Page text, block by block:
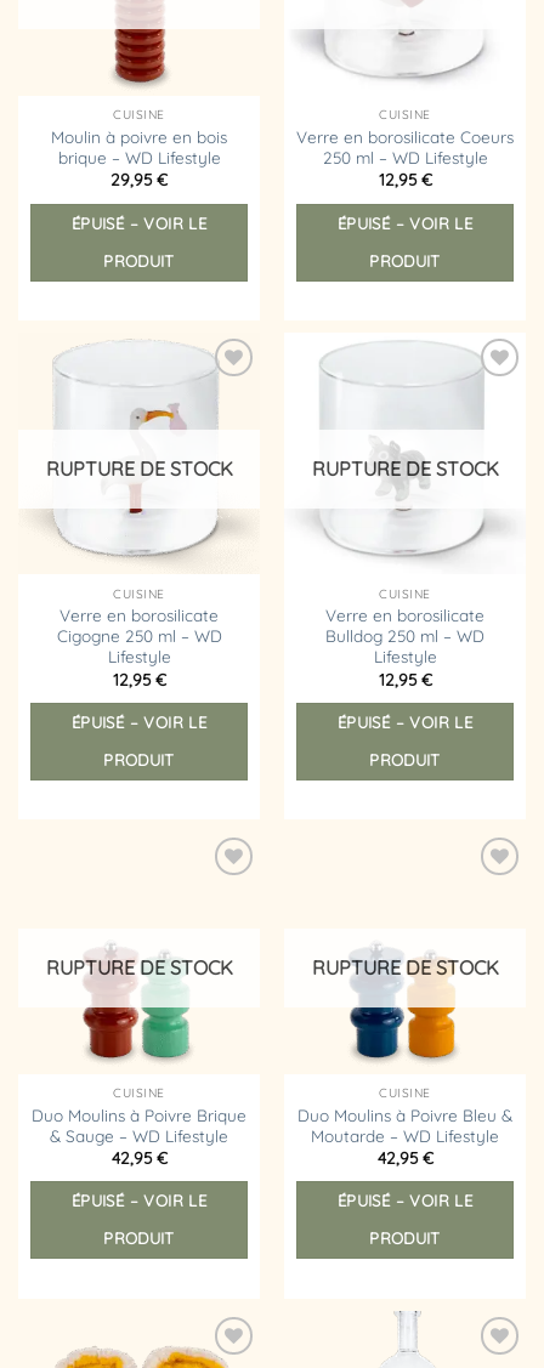
CUISINE
Moulin à poivre en bois
brique – WD Lifestyle
29,95€
ÉPUISÉ – VOIR LE
PRODUIT
CUISINE
Verre en borosilicate Coeurs
250 ml – WD Lifestyle
12,95€
ÉPUISÉ – VOIR LE
PRODUIT
liste
RUPTURE DE STOCK
CUISINE
Verre en borosilicate
Cigogne 250 ml – WD
Lifestyle
12,95€
ÉPUISÉ – VOIR LE
PRODUIT
liste
RUPTURE DE STOCK
CUISINE
Verre en borosilicate
Bulldog 250 ml – WD
Lifestyle
12,95€
ÉPUISÉ – VOIR LE
PRODUIT
RUPTURE DE STOCK
CUISINE
Duo Moulins à Poivre Brique
& Sauge – WD Lifestyle
42,95€
ÉPUISÉ – VOIR LE
PRODUIT
RUPTURE DE STOCK
CUISINE
Duo Moulins à Poivre Bleu &
Moutarde – WD Lifestyle
42,95€
ÉPUISÉ – VOIR LE
PRODUIT